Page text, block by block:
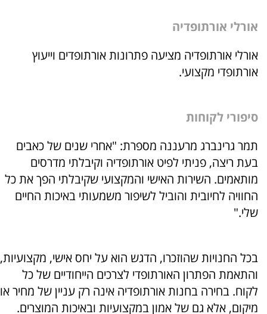
אורלי אורתופדיה
אורלי אורתופדיה מציעה פתרונות אורתופדים וייעוץ
אורתופדי מקצועי.
סיפורי לקוחות
תמר גרינברג מרעננה מספרת: "אחרי שנים של כאבים
בעת ריצה, פניתי לפיט אורתופדיה וקיבלתי מדרסים
מותאמים. השירות האישי והמקצועי שקיבלתי הפך את כל
החוויה לחיובית והוביל לשיפור משמעותי באיכות החיים
שלי."
בכל החנויות שהוזכרו, הדגש הוא על יחס אישי, מקצועיות,
והתאמת הפתרון האורתופדי לצרכים הייחודיים של כל
לקוח. בחירה בחנות אורתופדיה אינה רק עניין של מחיר או
מיקום, אלא גם של אמון במקצועיות ובאיכות המוצרים.